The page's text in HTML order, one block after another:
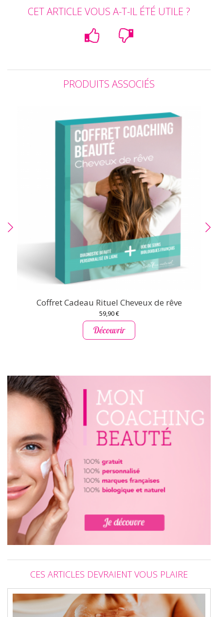
CET ARTICLE VOUS A-T-IL ÉTÉ UTILE ?
PRODUITS ASSOCIÉS
Coffret Cadeau Rituel Cheveux de rêve
59,90 €
Découvrir
CES ARTICLES DEVRAIENT VOUS PLAIRE